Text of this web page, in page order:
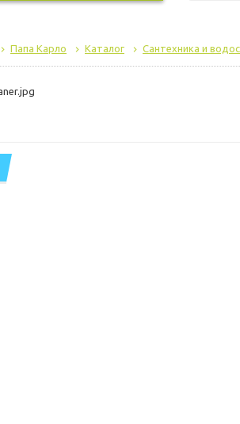
Папа Карло Каталог Сантехника и